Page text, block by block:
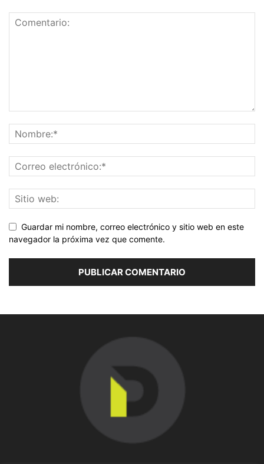
Guardar mi nombre, correo electrónico y sitio web en este
navegador la próxima vez que comente.